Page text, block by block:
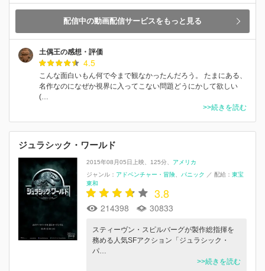
配信中の動画配信サービスをもっと見る
土偶王の感想・評価
4.5
こんな面白いもん何で今まで観なかったんだろう。 たまにある、
名作なのになぜか視界に入ってこない問題どうにかして欲しい
(…
>>続きを読む
ジュラシック・ワールド
2015年08月05日上映 125分
アメリカ
ジャンル： アドベンチャー・冒険 パニック ／ 配給： 東宝
東和
3.8
214398 30833
スティーヴン・スピルバーグが製作総指揮を
務める人気SFアクション「ジュラシック・
パ…
>>続きを読む